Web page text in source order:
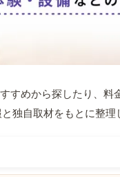
すめから探したり、料
独自取材をもとに整理